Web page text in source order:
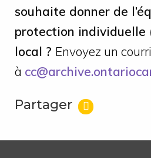
souhaite donner de
protection individuelle
local ? Envoyez un
à
Partager